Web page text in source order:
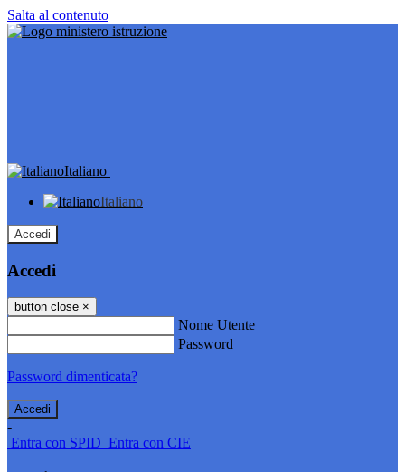
Salta al contenuto
Italiano
Italiano
Accedi
Accedi
button close ×
Nome Utente
Password
Password dimenticata?
-
Entra con SPID Entra con CIE